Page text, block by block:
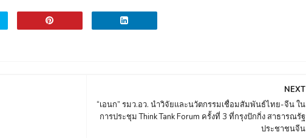
NEXT
“เอนก” รมว.อว. นำวิจัยและนวัตกรรมเชื่อมสัมพันธ์ไทย-จีน ใน
การประชุม Think Tank Forum ครั้งที่ 3 ที่กรุงปักกิ่ง สาธารณรัฐ
ประชาชนจีน